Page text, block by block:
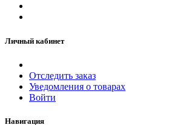
Личный кабинет
Отследить заказ
Уведомления о товарах
Войти
Навигация